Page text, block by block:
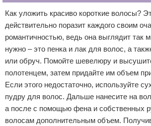
Как уложить красиво короткие волосы?
действительно поразит каждого своим
романтичностью, ведь она выглядит так
нужно – это пенка и лак для волос, а
или обруч. Помойте шевелюру и
полотенцем, затем придайте им объем
Если этого недостаточно, используйте
пудру для волос. Дальше нанесите на
а после с помощью фена и собственных
волосам дополнительным объем.